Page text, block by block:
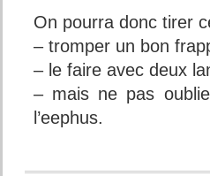
On pourra donc tirer
– tromper un bon
– le faire avec deux
– mais ne pas
l’eephus.